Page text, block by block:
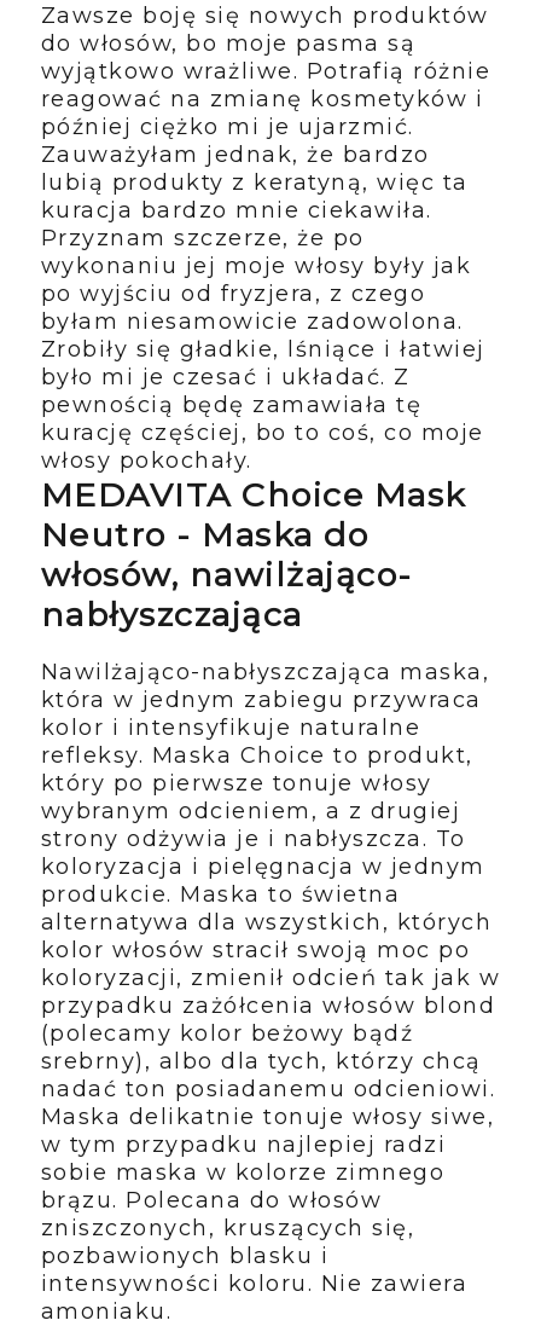
Zawsze boję się nowych produktów
do włosów, bo moje pasma są
wyjątkowo wrażliwe. Potrafią różnie
reagować na zmianę kosmetyków i
później ciężko mi je ujarzmić.
Zauważyłam jednak, że bardzo
lubią produkty z keratyną, więc ta
kuracja bardzo mnie ciekawiła.
Przyznam szczerze, że po
wykonaniu jej moje włosy były jak
po wyjściu od fryzjera, z czego
byłam niesamowicie zadowolona.
Zrobiły się gładkie, lśniące i łatwiej
było mi je czesać i układać. Z
pewnością będę zamawiała tę
kurację częściej, bo to coś, co moje
włosy pokochały.
MEDAVITA Choice Mask
Neutro - Maska do
włosów, nawilżająco-
nabłyszczająca
Nawilżająco-nabłyszczająca maska,
która w jednym zabiegu przywraca
kolor i intensyfikuje naturalne
refleksy. Maska Choice to produkt,
który po pierwsze tonuje włosy
wybranym odcieniem, a z drugiej
strony odżywia je i nabłyszcza. To
koloryzacja i pielęgnacja w jednym
produkcie. Maska to świetna
alternatywa dla wszystkich, których
kolor włosów stracił swoją moc po
koloryzacji, zmienił odcień tak jak w
przypadku zażółcenia włosów blond
(polecamy kolor beżowy bądź
srebrny), albo dla tych, którzy chcą
nadać ton posiadanemu odcieniowi.
Maska delikatnie tonuje włosy siwe,
w tym przypadku najlepiej radzi
sobie maska w kolorze zimnego
brązu. Polecana do włosów
zniszczonych, kruszących się,
pozbawionych blasku i
intensywności koloru. Nie zawiera
amoniaku.